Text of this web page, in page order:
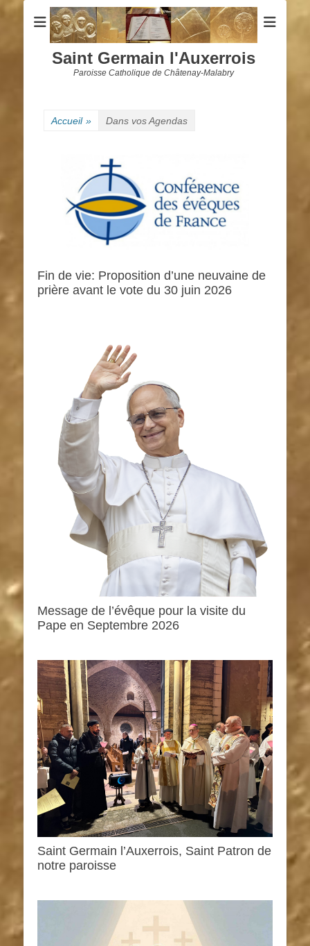
Saint Germain l'Auxerrois
Paroisse Catholique de Châtenay-Malabry
Accueil » Dans vos Agendas
Fin de vie: Proposition d’une neuvaine de
prière avant le vote du 30 juin 2026
Message de l’évêque pour la visite du
Pape en Septembre 2026
Saint Germain l’Auxerrois, Saint Patron de
notre paroisse
0h00